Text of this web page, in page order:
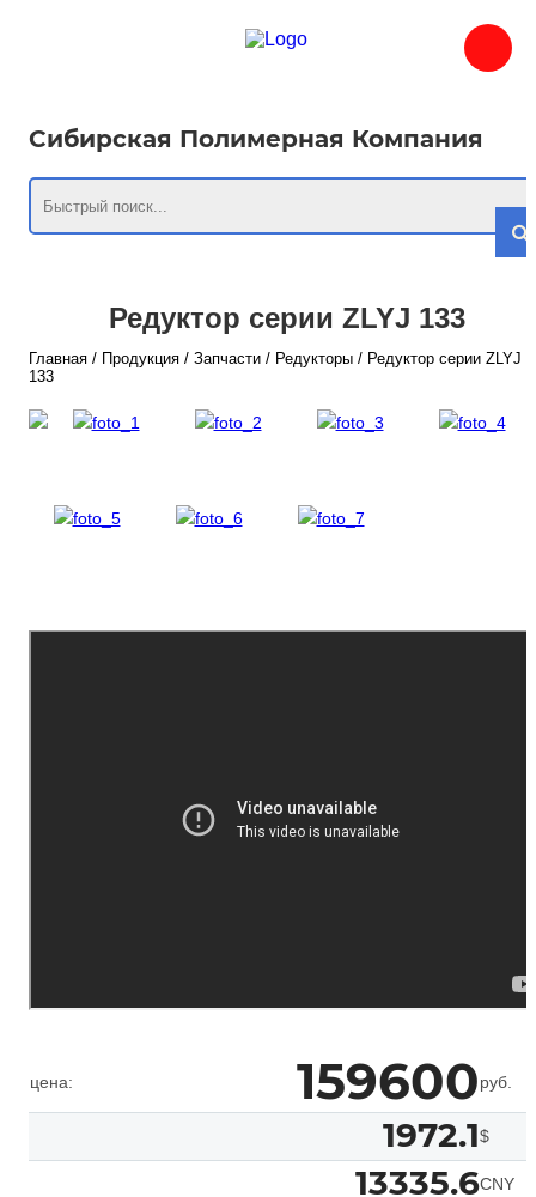
Сибирская Полимерная Компания
Редуктор серии ZLYJ 133
Главная / Продукция / Запчасти / Редукторы / Редуктор серии ZLYJ
133
цена: 159600руб.
1972.1$
13335.6CNY